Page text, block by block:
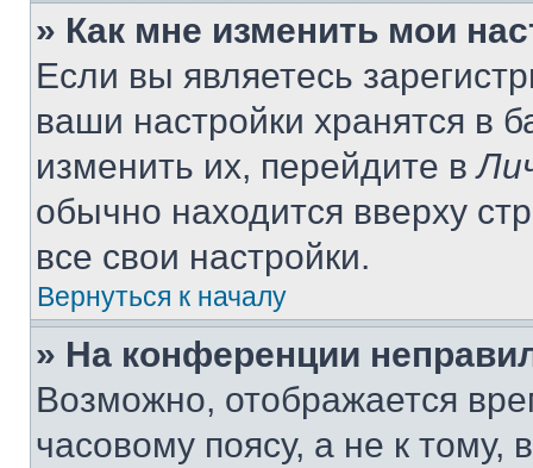
» Как мне изменить мои
Если вы являетесь
ваши настройки хранятся в
изменить их, перейдите в
обычно находится вверху
все свои настройки.
Вернуться к началу
» На конференции
Возможно, отображается
часовому поясу, а не к тому,